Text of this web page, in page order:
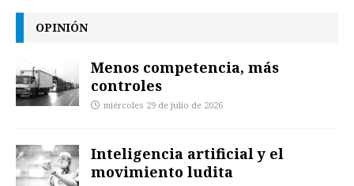
OPINIÓN
Menos competencia, más
controles
miércoles 29 de julio de 2026
Inteligencia artificial y el
movimiento ludita